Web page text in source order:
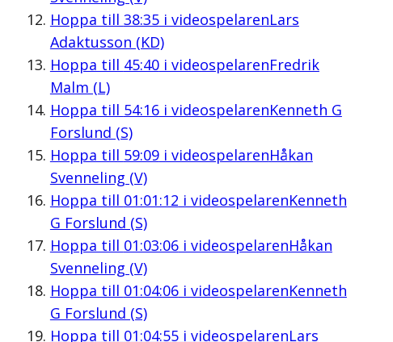
Hoppa till 38:35i videospelarenLars
Adaktusson (KD)
Hoppa till 45:40i videospelarenFredrik
Malm (L)
Hoppa till 54:16i videospelarenKenneth G
Forslund (S)
Hoppa till 59:09i videospelarenHåkan
Svenneling (V)
Hoppa till 01:01:12 i videospelarenKenneth
G Forslund (S)
Hoppa till 01:03:06i videospelarenHåkan
Svenneling (V)
Hoppa till 01:04:06i videospelarenKenneth
G Forslund (S)
Hoppa till 01:04:55i videospelarenLars